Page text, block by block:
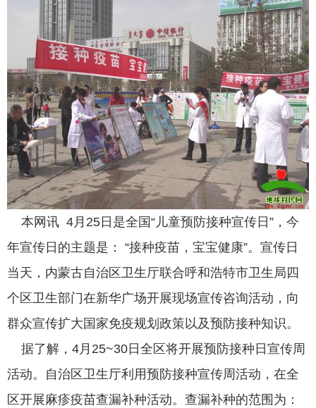
本网讯 4月25日是全国“儿童预防接种宣传日”，今
年宣传日的主题是： “接种疫苗，宝宝健康”。宣传日
当天，内蒙古自治区卫生厅联合呼和浩特市卫生局四
个区卫生部门在新华广场开展现场宣传咨询活动，向
群众宣传扩大国家免疫规划政策以及预防接种知识。
据了解，4月25~30日全区将开展预防接种日宣传周
活动。自治区卫生厅利用预防接种宣传周活动，在全
区开展麻疹疫苗查漏补种活动。查漏补种的范围为：